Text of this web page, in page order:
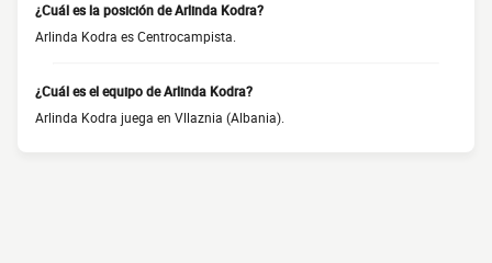
¿Cuál es la posición de Arlinda Kodra?
Arlinda Kodra es Centrocampista.
¿Cuál es el equipo de Arlinda Kodra?
Arlinda Kodra juega en Vllaznia (Albania).